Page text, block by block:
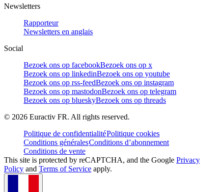
Newsletters
Rapporteur
Newsletters en anglais
Social
Bezoek ons op facebookBezoek ons op x
Bezoek ons op linkedinBezoek ons op youtube
Bezoek ons op rss-feedBezoek ons op instagram
Bezoek ons op mastodonBezoek ons op telegram
Bezoek ons op blueskyBezoek ons op threads
© 2026 Euractiv FR. All rights reserved.
Politique de confidentialitéPolitique cookies
Conditions généralesConditions d’abonnement
Conditions de vente
This site is protected by reCAPTCHA, and the Google Privacy
Policy and Terms of Service apply.